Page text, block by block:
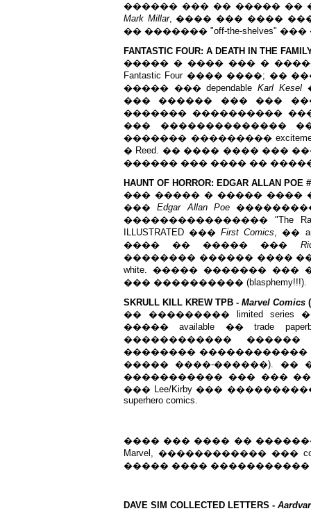
������ ��� �� ����� ��
Mark Millar, ���� ��� ����
�� ������� "off-the-shelves"
FANTASTIC FOUR: A DEATH IN THE
����� � ���� ��� �
Fantastic Four ���� ����;
����� ��� dependableKarl Kesel
��� ������ ��� ���
������� ����������
��� ��������������
������� ���������
� Reed. �� ���� ���� ���
������ ��� ���� �� �����
HAUNT OF HORROR: EDGAR ALLAN POE
��� ����� � ����� ����
���Edgar Allan Poe
���������������� "The
ILLUSTRATED ���First Comics, ��
���� �� ����� ���
�������� ������ ���� ����
white. ����� ������� ���
��� ���������� (blasphemy!!!).
SKRULL KILL KREW TPB - Marvel Comics
�� ��������� limited series
����� available �� trade
������������
�������� ������������
����� ����-������). ��
����������� ��� ��� ���
��� Lee/Kirby ���
superhero comics.
���� ��� ���� ��
Marvel, ������������ ���
����� ����
DAVE SIM COLLECTED LETTERS -